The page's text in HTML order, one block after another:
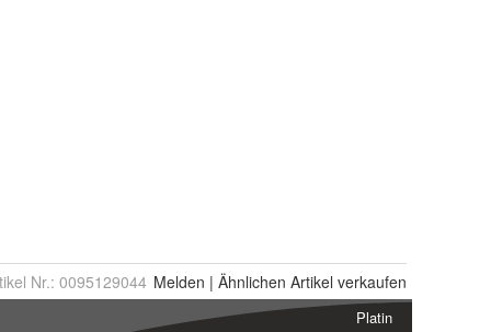
Nr.: 0095129044 Melden | Ähnlichen Artikel verkaufen
Platin